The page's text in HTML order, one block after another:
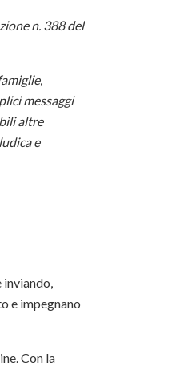
n. 388 del
messaggi
altre
e
inviando,
e impegnano
Con la